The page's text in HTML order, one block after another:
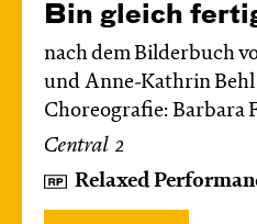
Bin gleich
nach dem Bilderbuch
und Anne-Kathrin Behl
Choreografie: Barbara
Central 2
Relaxed